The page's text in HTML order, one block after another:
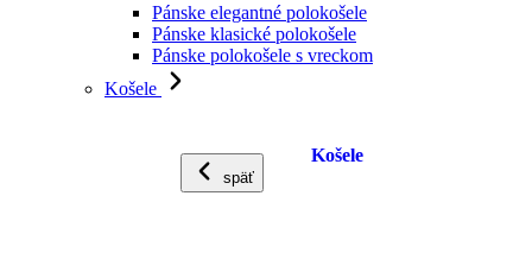
Pánske elegantné polokošele
Pánske klasické polokošele
Pánske polokošele s vreckom
Košele
späť
Košele